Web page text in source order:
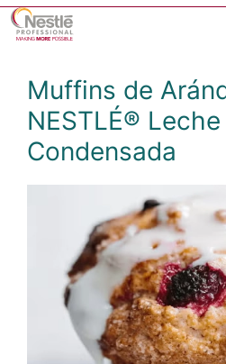
Muffins de
NESTLÉ® Leche
Condensada